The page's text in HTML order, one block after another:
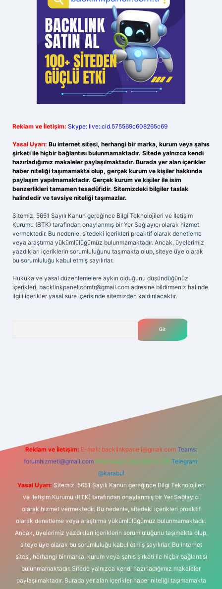
Reklam ve İletişim: Skype: live:.cid.575569c608265c69
Yasal Uyarı: Bu internet sitesi, herhangi bir marka, kurum veya şahıs
şirketi ile hiçbir bağlantısı bulunmamaktadır. Sitede yalnızca kendi
hazırladığımız makaleler paylaşılmaktadır. Burada yer alan içerikler
haber niteliği taşımamakta olup, gerçek kurum ve kişiler hakkında
paylaşım yapılmamaktadır. Gerçek kurum ve kişiler ile isim
benzerlikleri tamamen tesadüfidir. Sitemizdeki bilgiler taslak
halindedir ve tavsiye niteliği taşımazlar.
Sitemiz, 5651 Sayılı Kanun gereğince Bilgi Teknolojileri ve İletişim
Kurumu (BTK) tarafından onaylanmış bir Yer Sağlayıcı olarak hizmet
vermektedir. Bu nedenle, sitedeki içerikleri proaktif olarak denetleme
veya araştırma yükümlülüğümüz bulunmamaktadır. Ancak, üyelerimiz
yazdıkları içeriklerin sorumluluğunu taşımakta olup, siteye üye olarak
bu sorumluluğu kabul etmiş sayılırlar.
Hukuka ve yasal düzenlemelere aykırı olduğunu düşündüğünüz
içerikleri, backlinkpanelicomtr@gmail.com adresine bildirmeniz halinde,
ilgili içerikler yasal süre içerisinde sitemizden kaldırılacaktır.
Reklam ve İletişim: E-mail: backlinkpaneli@gmail.com Teams:
forumhizmeti@gmail.com Whatsapp: 0262 606 0 726 Telegram:
@karabul
Yasal Uyarı: Sitemiz, 5651 Sayılı Kanun gereğince Bilgi Teknolojileri
ve İletişim Kurumu (BTK) tarafından onaylanmış bir Yer Sağlayıcı
olarak hizmet vermektedir. Bu nedenle, sitedeki içerikleri proaktif
olarak denetleme veya araştırma yükümlülüğümüz bulunmamaktadır.
Ancak, üyelerimiz yazdıkları içeriklerin sorumluluğunu taşımakta olup,
siteye üye olarak bu sorumluluğu kabul etmiş sayılırlar. Bu internet
sitesi, herhangi bir marka, kurum veya şahıs şirketi ile hiçbir bağlantısı
bulunmamaktadır. Sitede yalnızca kendi hazırladığımız makaleler
paylaşılmaktadır. Burada yer alan içerikler haber niteliği taşımamakta